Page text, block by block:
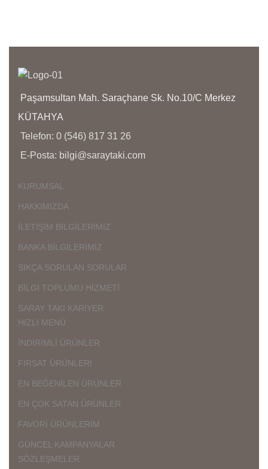
Paşamsultan Mah. Saraçhane Sk. No.10/C Merkez
KÜTAHYA
Telefon: 0 (546) 817 31 26
E-Posta: bilgi@saraytaki.com
KURUMSAL
HAKKIMIZDA
İLETİŞİM BİLGİLERİMİZ
BANKA BİLGİLERİMİZ
SIKÇA SORULAN SORULAR
BİLGİ TOPLUMU HİZMETİ
SARAY TAKI KARİYER
HIZLI MENÜ
İNDİRİMLİ ÜRÜNLER
FIRSAT ÜRÜNLERİ
EN BEĞENİLEN ÜRÜNLER
EN ÇOK SATAN ÜRÜNLER
FAVORİ ÜRÜNLERİM
GÜNCEL KAMPANYALAR
SÖZLEŞMELER